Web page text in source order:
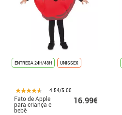
ENTREGA 24H/48H UNISSEX
4.54/5.00
Fato de Apple
para criança e
bebê
16.99€